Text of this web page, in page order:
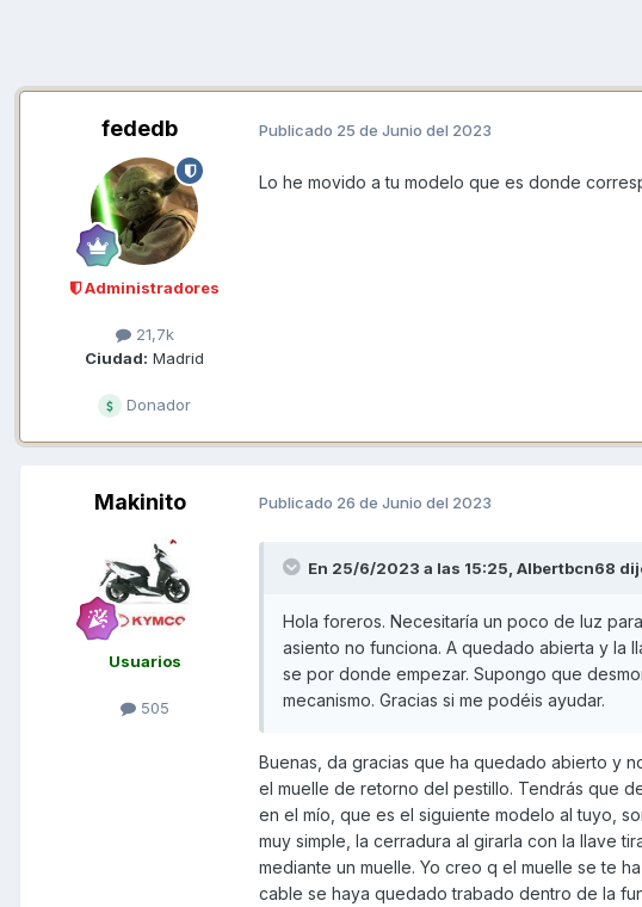
fededb
Administradores
21,7k
Ciudad: Madrid
Donador
Publicado 25 de Junio del 2023
Lo he movido a tu modelo que es donde
Makinito
Usuarios
505
Publicado 26 de Junio del 2023
En 25/6/2023 a las 15:25, Albertbcn68
Hola foreros. Necesitaría un poco de luz
asiento no funciona. A quedado abierta y la
se por donde empezar. Supongo que
mecanismo. Gracias si me podéis ayudar.
Buenas, da gracias que ha quedado abierto y
el muelle de retorno del pestillo. Tendrás que
en el mío, que es el siguiente modelo al tuyo,
muy simple, la cerradura al girarla con la llave
mediante un muelle. Yo creo q el muelle se te
cable se haya quedado trabado dentro de la